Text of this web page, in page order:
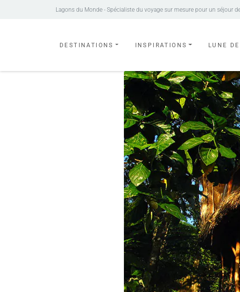
Lagons du Monde - Spécialiste du voyage sur mesure pour un séjour
DESTINATIONS INSPIRATIONS LUNE DE
Tahiti – Vanira Lodge